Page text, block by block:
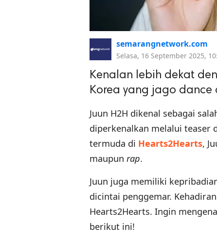
semarangnetwork.com
Selasa, 16 September 2025,
Kenalan lebih dekat
Korea yang jago
Juun H2H dikenal sebagai
diperkenalkan melalui teaser
termuda di Hearts2Hearts,
maupun rap.
Juun juga memiliki
dicintai penggemar.
Hearts2Hearts. Ingin
berikut ini!